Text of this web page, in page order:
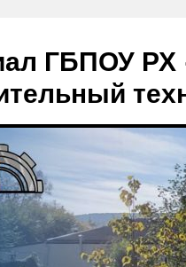
ГБПОУ РХ